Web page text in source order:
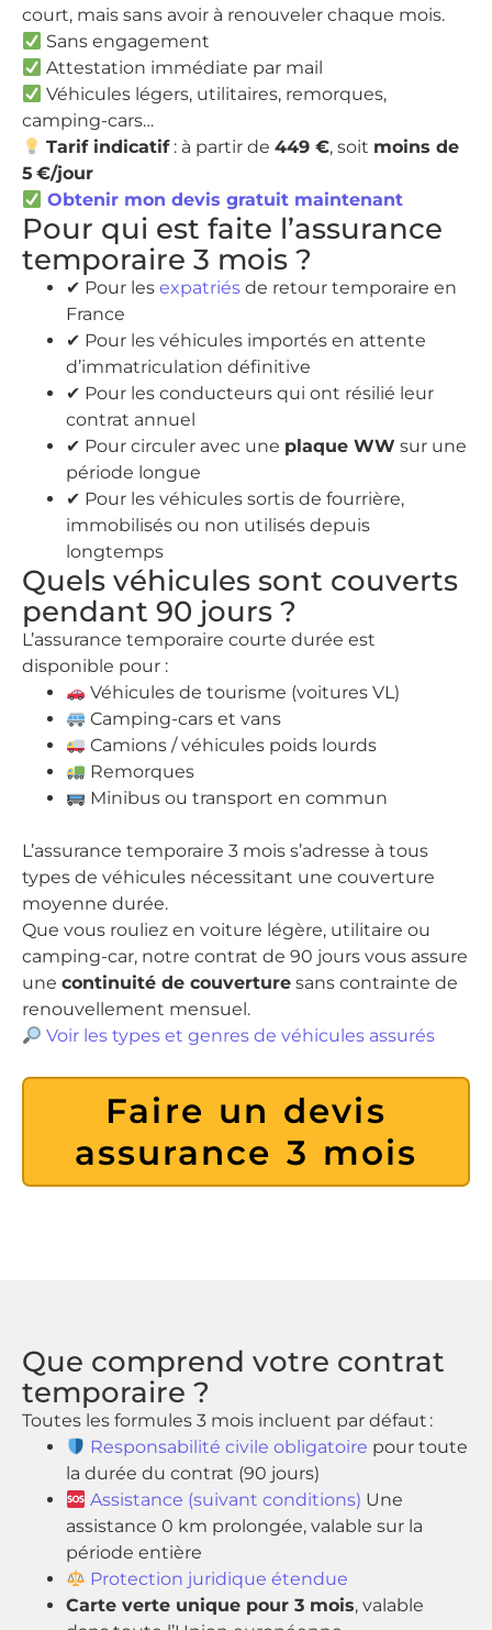
court, mais sans avoir à renouveler chaque mois.
Sans engagement
Attestation immédiate par mail
Véhicules légers, utilitaires, remorques,
camping-cars…
Tarif indicatif: à partir de449 €, soit moins de
5 €/jour
Obtenir mon devis gratuit maintenant
Pour qui est faite l’assurance
temporaire 3 mois ?
✔ Pour les expatriés de retour temporaire en
France
✔ Pour les véhicules importés en attente
d’immatriculation définitive
✔ Pour les conducteurs qui ont résilié leur
contrat annuel
✔ Pour circuler avec une plaque WW sur une
période longue
✔ Pour les véhicules sortis de fourrière,
immobilisés ou non utilisés depuis
longtemps
Quels véhicules sont couverts
pendant 90 jours ?
L’assurance temporaire courte durée est
disponible pour :
Véhicules de tourisme (voitures VL)
Camping-cars et vans
Camions / véhicules poids lourds
Remorques
Minibus ou transport en commun
L’assurance temporaire 3 mois s’adresse à tous
types de véhicules nécessitant une couverture
moyenne durée.
Que vous rouliez en voiture légère, utilitaire ou
camping-car, notre contrat de 90 jours vous assure
une continuité de couverture sans contrainte de
renouvellement mensuel.
Voir les types et genres de véhicules assurés
Faire un devis
assurance 3 mois
Que comprend votre contrat
temporaire ?
Toutes les formules 3 mois incluent par défaut :
Responsabilité civile obligatoire pour toute
la durée du contrat (90 jours)
Assistance (suivant conditions) Une
assistance 0 km prolongée, valable sur la
période entière
Protection juridique étendue
Carte verte unique pour 3 mois, valable